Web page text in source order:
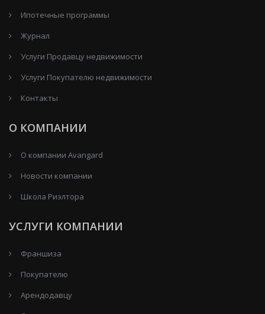
Ипотечные программы
Журнал
Услуги Продавцу недвижимости
Услуги Покупателю недвижимости
Контакты
О КОМПАНИИ
О компании Avangard
Новости компании
Школа Риэлтора
УСЛУГИ КОМПАНИИ
Франшиза
Покупателю
Арендодавцу